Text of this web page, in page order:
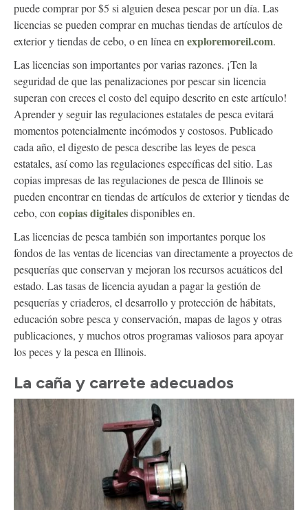
puede comprar por $5 si alguien desea pescar por un día. Las
licencias se pueden comprar en muchas tiendas de artículos de
exterior y tiendas de cebo, o en línea enexploremoreil.com.
Las licencias son importantes por varias razones. ¡Ten la
seguridad de que las penalizaciones por pescar sin licencia
superan con creces el costo del equipo descrito en este artículo!
Aprender y seguir las regulaciones estatales de pesca evitará
momentos potencialmente incómodos y costosos. Publicado
cada año, el digesto de pesca describe las leyes de pesca
estatales, así como las regulaciones específicas del sitio. Las
copias impresas de las regulaciones de pesca de Illinois se
pueden encontrar en tiendas de artículos de exterior y tiendas de
cebo, concopias digitalesdisponibles en.
Las licencias de pesca también son importantes porque los
fondos de las ventas de licencias van directamente a proyectos de
pesquerías que conservan y mejoran los recursos acuáticos del
estado. Las tasas de licencia ayudan a pagar la gestión de
pesquerías y criaderos, el desarrollo y protección de hábitats,
educación sobre pesca y conservación, mapas de lagos y otras
publicaciones, y muchos otros programas valiosos para apoyar
los peces y la pesca en Illinois.
La caña y carrete adecuados